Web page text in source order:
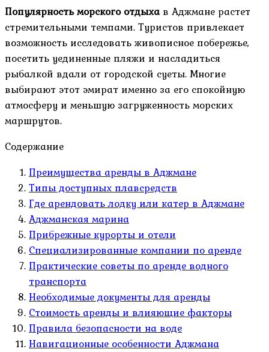
Популярность морского отдыхав Аджмане растет
стремительными темпами. Туристов привлекает
возможность исследовать живописное побережье,
посетить уединенные пляжи и насладиться
рыбалкой вдали от городской суеты. Многие
выбирают этот эмират именно за его спокойную
атмосферу и меньшую загруженность морских
маршрутов.
Содержание
Преимущества аренды в Аджмане
Типы доступных плавсредств
Где арендовать лодку или катер в Аджмане
Аджманская марина
Прибрежные курорты и отели
Специализированные компании по аренде
Практические советы по аренде водного
транспорта
Необходимые документы для аренды
Стоимость аренды и влияющие факторы
Правила безопасности на воде
Навигационные особенности Аджмана